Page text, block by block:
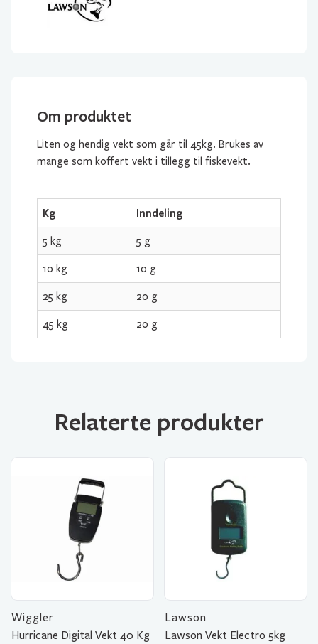
Om produktet
Liten og hendig vekt som går til 45kg. Brukes av
mange som koffert vekt i tillegg til fiskevekt.
Kg Inndeling
5 kg 5 g
10 kg 10 g
25 kg 20 g
45 kg 20 g
Relaterte produkter
Wiggler
Hurricane Digital Vekt 40 Kg
Lawson
Lawson Vekt Electro 5kg